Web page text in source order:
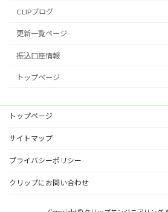
CLIPブログ
更新一覧ページ
振込口座情報
トップページ
トップページ
サイトマップ
プライバシーポリシー
クリップにお問い合わせ